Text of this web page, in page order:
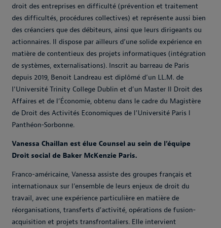
droit des entreprises en difficulté (prévention et traitement
des difficultés, procédures collectives) et représente aussi bien
des créanciers que des débiteurs, ainsi que leurs dirigeants ou
actionnaires. Il dispose par ailleurs d’une solide expérience en
matière de contentieux des projets informatiques (intégration
de systèmes, externalisations). Inscrit au barreau de Paris
depuis 2019, Benoit Landreau est diplômé d’un LL.M. de
l'Université Trinity College Dublin et d’un Master II Droit des
Affaires et de l’Économie, obtenu dans le cadre du Magistère
de Droit des Activités Economiques de l’Université Paris I
Panthéon-Sorbonne.
Vanessa Chaillan est élue Counsel au sein de l’équipe
Droit social de Baker McKenzie Paris.
Franco-américaine, Vanessa assiste des groupes français et
internationaux sur l’ensemble de leurs enjeux de droit du
travail, avec une expérience particulière en matière de
réorganisations, transferts d’activité, opérations de fusion-
acquisition et projets transfrontaliers. Elle intervient